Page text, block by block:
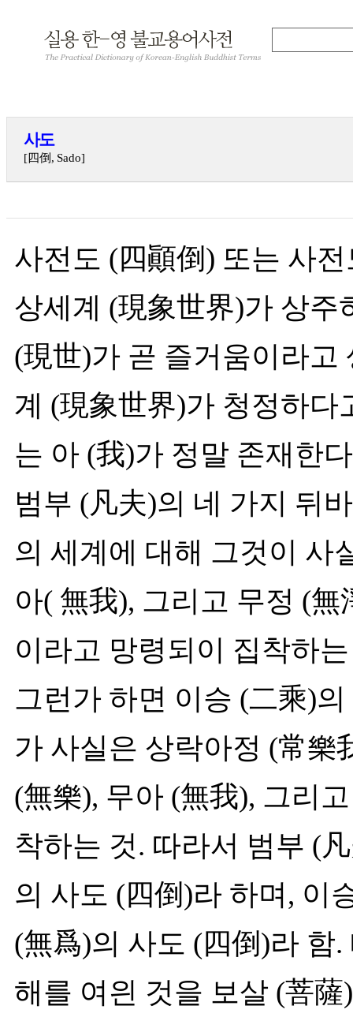
사도
[四倒, Sado]
사전도 (四顚倒) 또는 사
상세계 (現象世界)가 상주
(現世)가 곧 즐거움이라고
계 (現象世界)가 청정하다
는 아 (我)가 정말 존재한
범부 (凡夫)의 네 가지 뒤
의 세계에 대해 그것이 사
아( 無我), 그리고 무정 (
이라고 망령되이 집착하
그런가 하면 이승 (二乘)
가 사실은 상락아정 (常樂
(無樂), 무아 (無我), 그리
착하는 것. 따라서 범부 (
의 사도 (四倒)라 하며, 이
(無爲)의 사도 (四倒)라 함
해를 여읜 것을 보살 (菩